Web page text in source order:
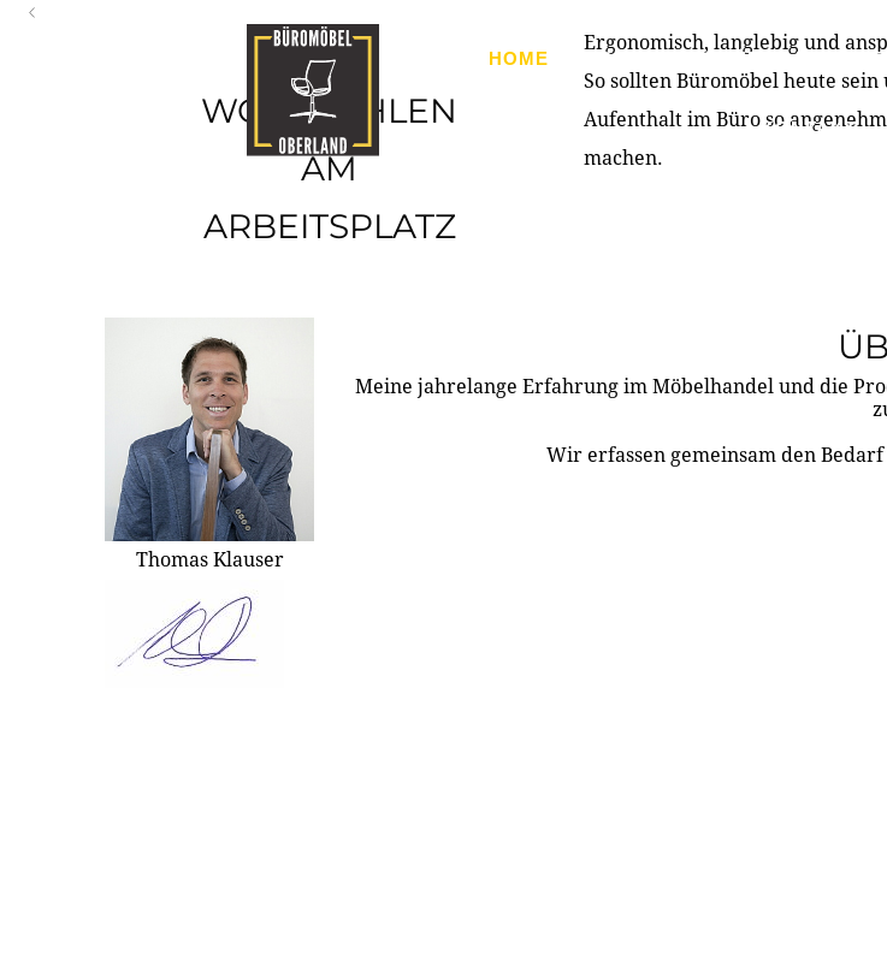
HOME PRODUKTE ÜBER UNS
KONTAKT
WOHLFÜHLEN
AM
ARBEITSPLATZ
Ergonomisch, langlebig und
So sollten Büromöbel heute
Aufenthalt im Büro so
machen.
Thomas Klauser
Meine jahrelange Erfahrung im Möbelhandel und die
Wir erfassen gemeinsam den